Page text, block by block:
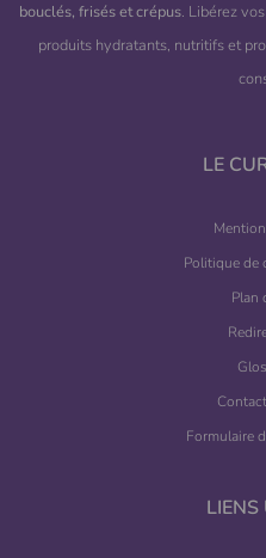
bouclés, frisés et crépus. Libérez
produits hydratants, nutritifs et
LE
Politique de
Plan
Formulaire
LIENS